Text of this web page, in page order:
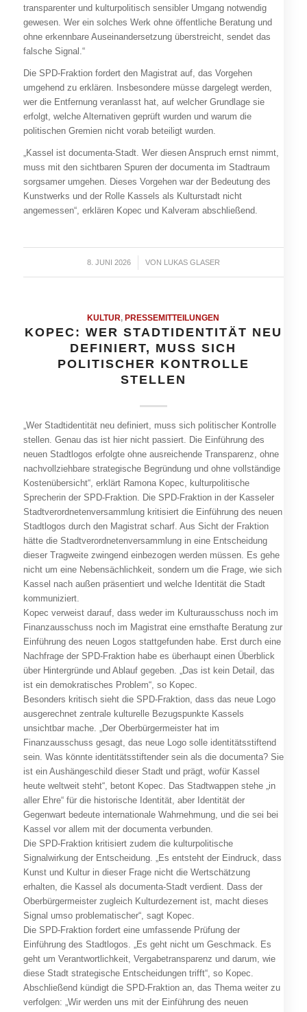
transparenter und kulturpolitisch sensibler Umgang notwendig
gewesen. Wer ein solches Werk ohne öffentliche Beratung und
ohne erkennbare Auseinandersetzung überstreicht, sendet das
falsche Signal.“
Die SPD-Fraktion fordert den Magistrat auf, das Vorgehen
umgehend zu erklären. Insbesondere müsse dargelegt werden,
wer die Entfernung veranlasst hat, auf welcher Grundlage sie
erfolgt, welche Alternativen geprüft wurden und warum die
politischen Gremien nicht vorab beteiligt wurden.
„Kassel ist documenta-Stadt. Wer diesen Anspruch ernst nimmt,
muss mit den sichtbaren Spuren der documenta im Stadtraum
sorgsamer umgehen. Dieses Vorgehen war der Bedeutung des
Kunstwerks und der Rolle Kassels als Kulturstadt nicht
angemessen“, erklären Kopec und Kalveram abschließend.
8. JUNI 2026
/ VON LUKAS GLASER
KULTUR, PRESSEMITTEILUNGEN
KOPEC: WER STADTIDENTITÄT NEU
DEFINIERT, MUSS SICH
POLITISCHER KONTROLLE
STELLEN
„Wer Stadtidentität neu definiert, muss sich politischer Kontrolle
stellen. Genau das ist hier nicht passiert. Die Einführung des
neuen Stadtlogos erfolgte ohne ausreichende Transparenz, ohne
nachvollziehbare strategische Begründung und ohne vollständige
Kostenübersicht“, erklärt Ramona Kopec, kulturpolitische
Sprecherin der SPD-Fraktion. Die SPD-Fraktion in der Kasseler
Stadtverordnetenversammlung kritisiert die Einführung des neuen
Stadtlogos durch den Magistrat scharf. Aus Sicht der Fraktion
hätte die Stadtverordnetenversammlung in eine Entscheidung
dieser Tragweite zwingend einbezogen werden müssen. Es gehe
nicht um eine Nebensächlichkeit, sondern um die Frage, wie sich
Kassel nach außen präsentiert und welche Identität die Stadt
kommuniziert.
Kopec verweist darauf, dass weder im Kulturausschuss noch im
Finanzausschuss noch im Magistrat eine ernsthafte Beratung zur
Einführung des neuen Logos stattgefunden habe. Erst durch eine
Nachfrage der SPD-Fraktion habe es überhaupt einen Überblick
über Hintergründe und Ablauf gegeben. „Das ist kein Detail, das
ist ein demokratisches Problem“, so Kopec.
Besonders kritisch sieht die SPD-Fraktion, dass das neue Logo
ausgerechnet zentrale kulturelle Bezugspunkte Kassels
unsichtbar mache. „Der Oberbürgermeister hat im
Finanzausschuss gesagt, das neue Logo solle identitätsstiftend
sein. Was könnte identitätsstiftender sein als die documenta? Sie
ist ein Aushängeschild dieser Stadt und prägt, wofür Kassel
heute weltweit steht“, betont Kopec. Das Stadtwappen stehe „in
aller Ehre“ für die historische Identität, aber Identität der
Gegenwart bedeute internationale Wahrnehmung, und die sei bei
Kassel vor allem mit der documenta verbunden.
Die SPD-Fraktion kritisiert zudem die kulturpolitische
Signalwirkung der Entscheidung. „Es entsteht der Eindruck, dass
Kunst und Kultur in dieser Frage nicht die Wertschätzung
erhalten, die Kassel als documenta-Stadt verdient. Dass der
Oberbürgermeister zugleich Kulturdezernent ist, macht dieses
Signal umso problematischer“, sagt Kopec.
Die SPD-Fraktion fordert eine umfassende Prüfung der
Einführung des Stadtlogos. „Es geht nicht um Geschmack. Es
geht um Verantwortlichkeit, Vergabetransparenz und darum, wie
diese Stadt strategische Entscheidungen trifft“, so Kopec.
Abschließend kündigt die SPD-Fraktion an, das Thema weiter zu
verfolgen: „Wir werden uns mit der Einführung des neuen